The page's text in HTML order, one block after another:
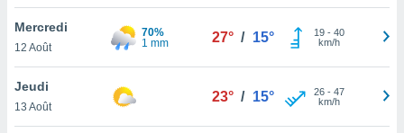
ainsi
un
la
du
Mercredi
12 Août
70%
1 mm
27° / 15° 19- 40
km/h
Jeudi
13 Août
23° / 15° 26- 47
km/h